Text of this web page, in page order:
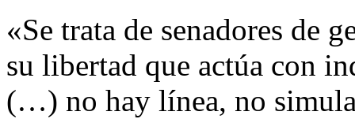
«Se trata de senadores de
su libertad que actúa con
(…) no hay línea, no